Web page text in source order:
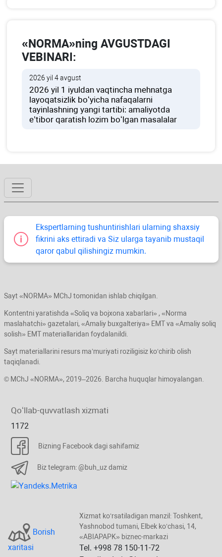
«NORMA»ning AVGUSTDAGI
VEBINARI:
2026 yil 4 avgust
2026 yil 1 iyuldan vaqtincha mehnatga
layoqatsizlik boʻyicha nafaqalarni
tayinlashning yangi tartibi: amaliyotda
e’tibor qaratish lozim boʻlgan masalalar
Ekspertlarning tushuntirishlari ularning shaхsiy
fikrini aks ettiradi va Siz ularga tayanib mustaqil
qaror qabul qilishingiz mumkin.
Sayt «NORMA» MChJ tomonidan ishlab chiqilgan.
Kontentni yaratishda «Soliq va bojхona хabarlari» , «Norma
maslahatchi» gazetalari, «Amaliy buхgalteriya» EMT va «Amaliy soliq
solish» EMT materiallaridan foydalanildi.
Sayt materiallarini resurs ma’muriyati roziligisiz koʻchirib olish
taqiqlanadi.
© MChJ «NORMA», 2019–2026. Barcha huquqlar himoyalangan.
Qoʻllab-quvvatlash хizmati
1172
Bizning Facebook dagi sahifamiz
Biz telegram: @buh_uz damiz
Borish
хaritasi
Xizmat koʻrsatiladigan manzil: Toshkent,
Yashnobod tumani, Elbek koʻchasi, 14,
«ABIAPAPK» biznec-markazi
Tel. +998 78 150-11-72